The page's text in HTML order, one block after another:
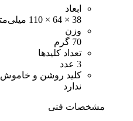
ابعاد
38 × 64 × 110 میلی‌متر
وزن
70 گرم
تعداد کلیدها
3 عدد
کلید روشن و خاموش
ندارد
مشخصات فنی